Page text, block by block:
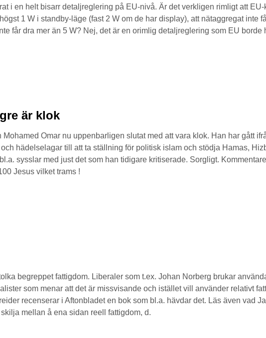
i en helt bisarr detaljreglering på EU-nivå. Är det verkligen rimligt att
1 W i standby-läge (fast 2 W om de har display), att nätaggregat inte
får dra mer än 5 W? Nej, det är en orimlig detaljreglering som EU borde
är klok
Omar nu uppenbarligen slutat med att vara klok. Han har gått
hädelselagar till att ta ställning för politisk islam och stödja Hamas,
sysslar med just det som han tidigare kritiserade. Sorgligt.
Jesus vilket trams !
begreppet fattigdom. Liberaler som t.ex. Johan Norberg brukar
som menar att det är missvisande och istället vill använder relativt
recenserar i Aftonbladet en bok som bl.a. hävdar det. Läs även vad
mellan å ena sidan reell fattigdom, d.